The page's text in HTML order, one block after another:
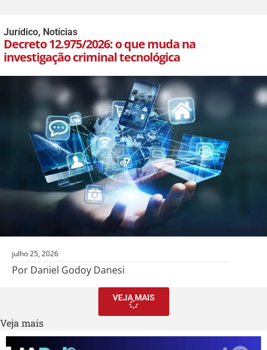
Jurídico, Notícias
Decreto 12.975/2026: o que muda na
investigação criminal tecnológica
julho 25, 2026
Por Daniel Godoy Danesi
VEJA MAIS
Veja mais